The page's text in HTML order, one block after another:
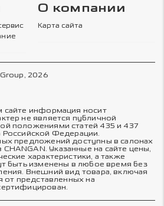
О компании
Карта сайта
2026
сайте информация носит
не является публичной
положениями статей 435 и 437
Российской Федерации.
предложений доступны в салонах
Указанные на сайте цены,
характеристики, а также
быть изменены в любое время без
Внешний вид товара, включая
от представленных на